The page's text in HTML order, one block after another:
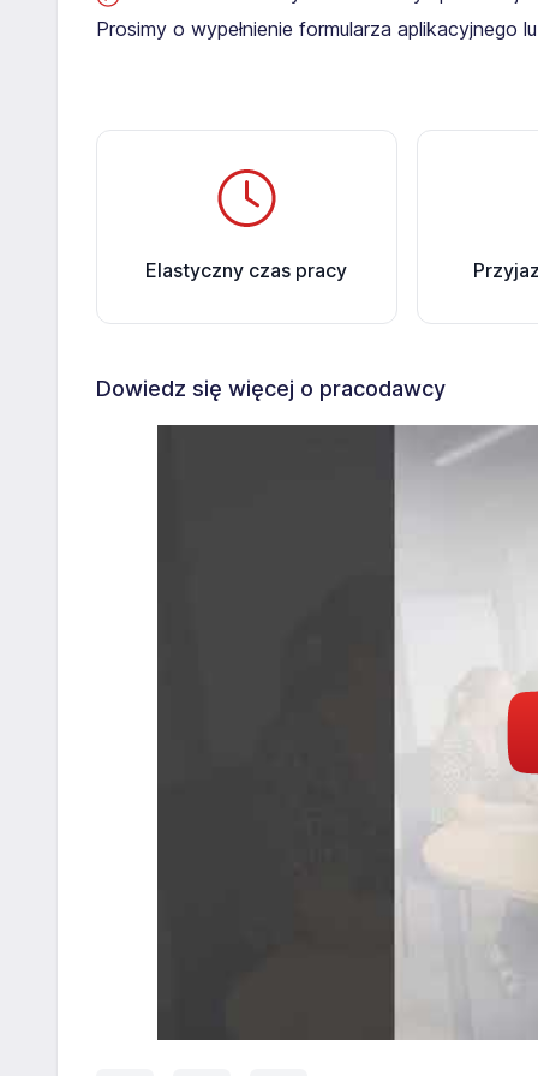
Prosimy o wypełnienie formularza
Elastyczny czas pracy
Dowiedz się więcej o pracodawcy